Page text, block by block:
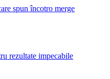
spun încotro merge
rezultate impecabile